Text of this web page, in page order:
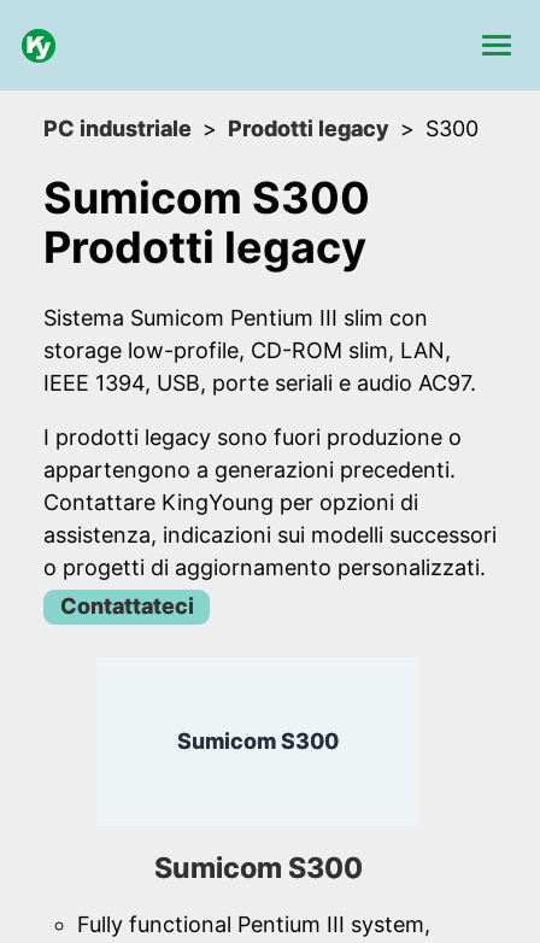
PC industriale Prodotti legacy S300
Sumicom S300
Prodotti legacy
Sistema Sumicom Pentium III slim con
storage low-profile, CD-ROM slim, LAN,
IEEE 1394, USB, porte seriali e audio AC97.
I prodotti legacy sono fuori produzione o
appartengono a generazioni precedenti.
Contattare KingYoung per opzioni di
assistenza, indicazioni sui modelli successori
o progetti di aggiornamento personalizzati.
Contattateci
Sumicom S300
Sumicom S300
Fully functional Pentium III system,